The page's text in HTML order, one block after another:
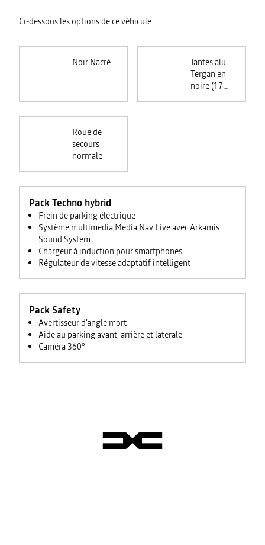
Ci-dessous les options de ce véhicule
Noir Nacré
Jantes alu
Tergan en
noire (17
Roue de
secours
normale
Pack Techno hybrid
Frein de parking électrique
Système multimedia Media Nav Live avec Arkamis
Sound System
Chargeur à induction pour smartphones
Régulateur de vitesse adaptatif intelligent
Pack Safety
Avertisseur d'angle mort
Aide au parking avant, arrière et laterale
Caméra 360°